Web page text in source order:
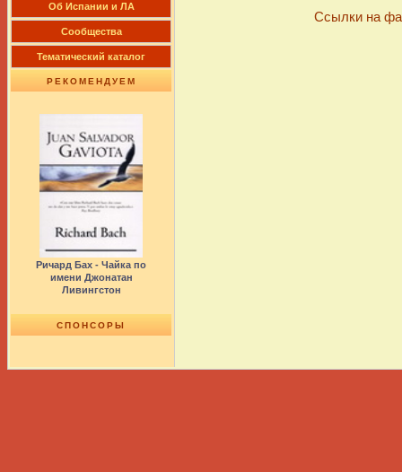
Об Испании и ЛА
Сообщества
Тематический каталог
РЕКОМЕНДУЕМ
Ричард Бах - Чайка по
имени Джонатан
Ливингстон
СПОНСОРЫ
Ссылки на